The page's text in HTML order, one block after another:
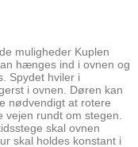
muligheder Kuplen
hænges ind i ovnen og
Spydet hviler i
i ovnen. Døren kan
nødvendigt at rotere
rundt om stegen.
skal ovnen
skal holdes konstant i